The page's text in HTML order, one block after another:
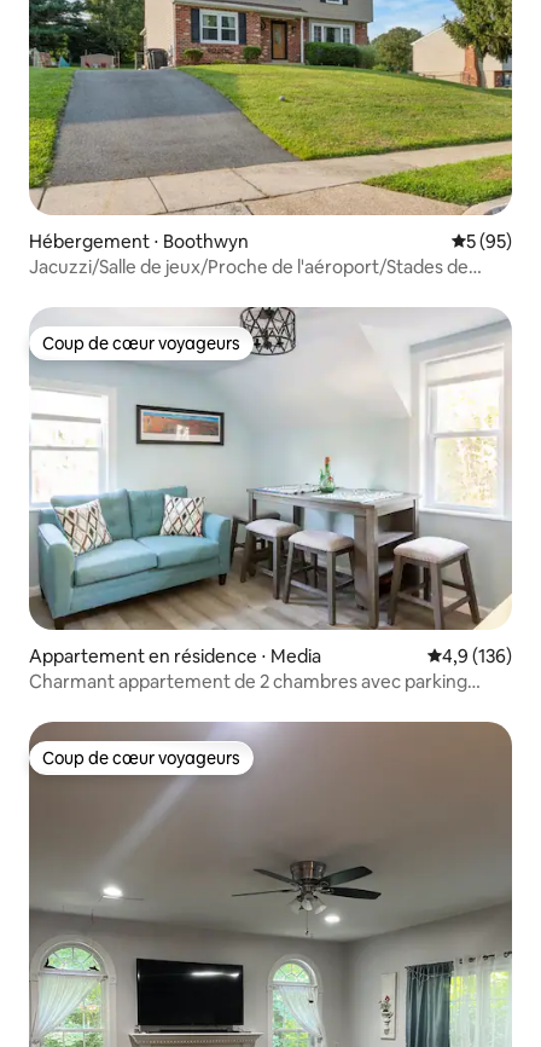
Hébergement ⋅ Boothwyn
5 (95)
Jacuzzi/Salle de jeux/Proche de l'aéroport/Stades de
Coup de cœur voyageurs
Coup de cœur voyageurs
Appartement en résidence ⋅ Media Évaluation
4,9 (136)
Charmant appartement de 2 chambres avec parking
Coup de cœur voyageurs
Coup de cœur voyageurs